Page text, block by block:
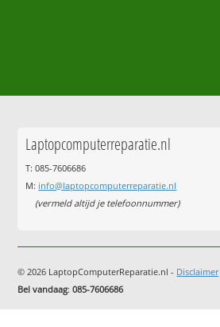
Laptopcomputerreparatie.nl
T: 085-7606686
M: info@laptopcomputerreparatie.nl
(vermeld altijd je telefoonnummer)
© 2026 LaptopComputerReparatie.nl - Disclaimer
Bel vandaag:085-7606686